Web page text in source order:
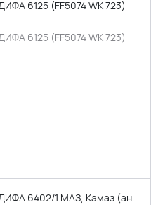
6125 (FF5074 WK 723)
6125 (FF5074 WK 723)
6402/1 МАЗ, Камаз (ан.